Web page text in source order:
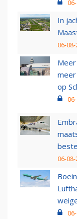
In
06-
op
06-